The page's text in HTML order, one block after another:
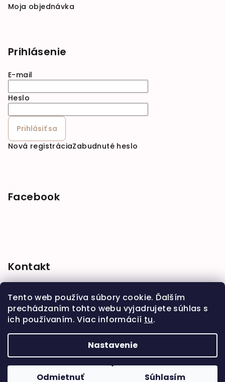
Tento web používa súbory cookie. Ďalším
prechádzaním tohto webu vyjadrujete súhlas s
ich používaním. Viac informácií tu.
Nastavenie
Odmietnuť Súhlasím
Moja objednávka
Prihlásenie
E-mail
Heslo
Prihlásiť sa
Nová registráciaZabudnuté heslo
Facebook
Kontakt
shop @babymarket.sk
+421 914 334 455
Upraviť nastavenie cookies